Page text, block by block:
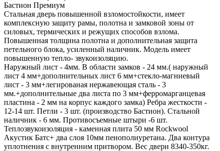
Бастион Премиум
Стальная дверь повышенной взломостойкости, имеет
комплексную защиту рамы, полотна и замковой зоны от
силовых, термических и режущих способов взлома.
Повышенная толщина полотна и дополнительная защита
петельного блока, усиленный наличник. Модель имеет
повышенную тепло- звукоизоляцию.
Наружный лист - 4мм. В области замков - 24 мм.( наружный
лист 4 мм+дополнительных лист 6 мм+стекло-магниевый
лист - 3 мм+легированая нержавеющая сталь - 3
мм.+дополнительные два листа по 3 мм+ферромарганцевая
пластина - 2 мм на корпус каждого замка) Ребра жесткости -
12-14 шт. Петли - 3 шт. (производство Бастион). Стальной
наличник - 6 мм. Противосъемные штыри -6 шт.
Теплозвукоизоляция - каменная плита 50 мм Rockwool
Акустик Батс+ два слоя 10мм пенополиуретана. Два контура
уплотнения с внутренним притвором. Вес двери 8340-350кг.